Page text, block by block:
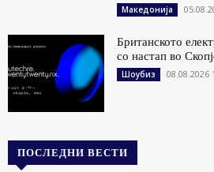
Македонија
Британското
со настап во
Шоубиз 08.08.2026
ПОСЛЕДНИ ВЕСТИ